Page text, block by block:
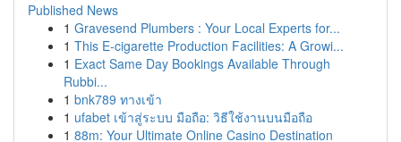
Published News
1 Gravesend Plumbers : Your Local Experts for...
1 This E-cigarette Production Facilities: A Growi...
1 Exact Same Day Bookings Available Through
Rubbi...
1 bnk789 ทางเข้า
1 ufabet เข้าสู่ระบบ มือถือ: วิธีใช้งานบนมือถือ
1 88m: Your Ultimate Online Casino Destination